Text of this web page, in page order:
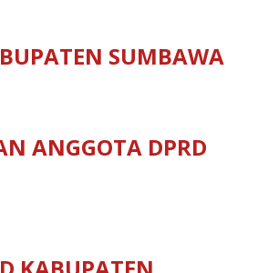
SUMBAWA
ANGGOTA DPRD